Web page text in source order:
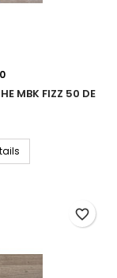
MBK FIZZ 50 DE
favorite_border